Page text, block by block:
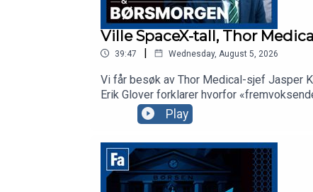
Ville SpaceX-tall, Thor
39:47 | Wednesday, August 5, 2026
Vi får besøk av Thor Medical-sjef Jasper
Erik Glover forklarer hvorfor
mer AI og telekom enn Space i SpaceX.
Play